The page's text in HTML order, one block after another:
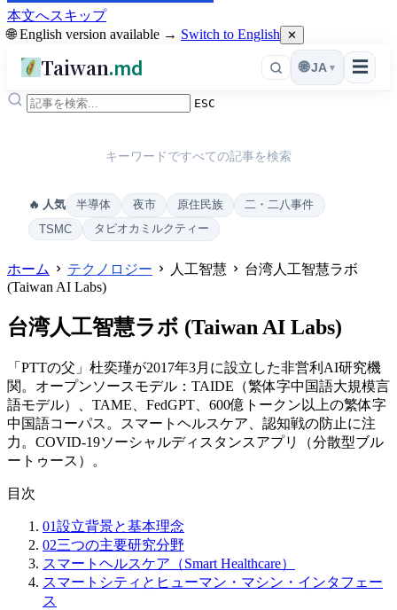
本文へスキップ
🌐 English version available → Switch to English ✕
Taiwan.md ☰
🌐 JA ▾
ESC
キーワードですべての記事を検索
🔥 人気 半導体 夜市 原住民族
二・二八事件
TSMC
タピオカミルクティー
ホーム テクノロジー 人工智慧
台湾人工智慧ラボ
(Taiwan AI Labs)
台湾人工智慧ラボ (Taiwan AI Labs)
「PTTの父」杜奕瑾が2017年3月に設立した非営利AI研究機
関。オープンソースモデル：TAIDE（繁体字中国語大規模言
語モデル）、TAME、FedGPT、600億トークン以上の繁体字
中国語コーパス。スマートヘルスケア、認知戦の防止に注
力。COVID-19ソーシャルディスタンスアプリ（分散型ブル
ートゥース）。
目次
01設立背景と基本理念
02三つの主要研究分野
スマートヘルスケア（Smart Healthcare）
スマートシティとヒューマン・マシン・インタフェー
ス